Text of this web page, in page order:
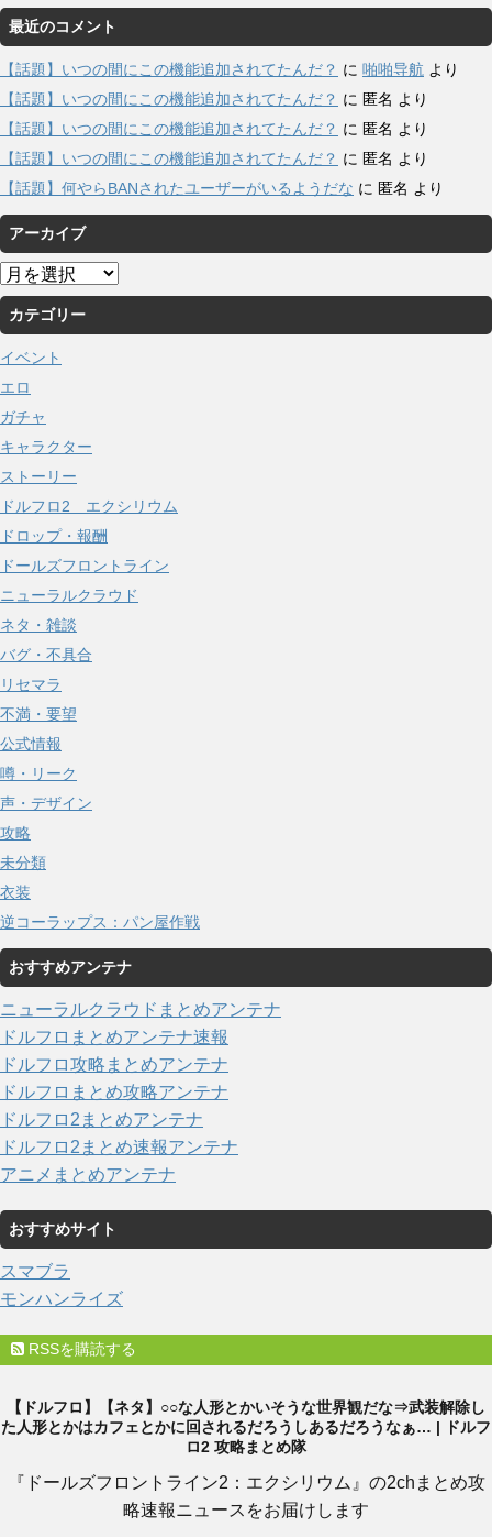
最近のコメント
【話題】いつの間にこの機能追加されてたんだ？ に 啪啪导航 より
【話題】いつの間にこの機能追加されてたんだ？ に 匿名 より
【話題】いつの間にこの機能追加されてたんだ？ に 匿名 より
【話題】いつの間にこの機能追加されてたんだ？ に 匿名 より
【話題】何やらBANされたユーザーがいるようだな に 匿名 より
アーカイブ
ア
ー
カ
イ
ブ
カテゴリー
イベント
エロ
ガチャ
キャラクター
ストーリー
ドルフロ2 エクシリウム
ドロップ・報酬
ドールズフロントライン
ニューラルクラウド
ネタ・雑談
バグ・不具合
リセマラ
不満・要望
公式情報
噂・リーク
声・デザイン
攻略
未分類
衣装
逆コーラップス：パン屋作戦
おすすめアンテナ
ニューラルクラウドまとめアンテナ
ドルフロまとめアンテナ速報
ドルフロ攻略まとめアンテナ
ドルフロまとめ攻略アンテナ
ドルフロ2まとめアンテナ
ドルフロ2まとめ速報アンテナ
アニメまとめアンテナ
おすすめサイト
スマブラ
モンハンライズ
RSSを購読する
【ドルフロ】【ネタ】○○な人形とかいそうな世界観だな⇒武装解除し
た人形とかはカフェとかに回されるだろうしあるだろうなぁ… | ドルフ
ロ2 攻略まとめ隊
『ドールズフロントライン2：エクシリウム』の2chまとめ攻
略速報ニュースをお届けします